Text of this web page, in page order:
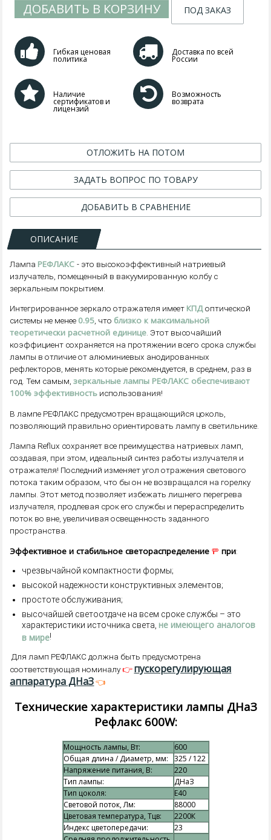
ДОБАВИТЬ В КОРЗИНУ ПОД ЗАКАЗ
Гибкая ценовая
политика
Доставка по всей
России
Наличие
сертификатов и
лицензий
Возможность
возврата
ОТЛОЖИТЬ НА ПОТОМ
ЗАДАТЬ ВОПРОС ПО ТОВАРУ
ДОБАВИТЬ В СРАВНЕНИЕ
ОПИСАНИЕ
Лампа РЕФЛАКС - это высокоэффективный натриевый
излучатель, помещенный в вакуумированную колбу с
зеркальным покрытием.
Интегрированное зеркало отражателя имеет КПД оптической
системы не менее 0.95 , что близко к максимальной
теоретически расчетной единице . Этот высочайший
коэффициент сохраняется на протяжении всего срока службы
лампы в отличие от алюминиевых анодированных
рефлекторов, менять которые рекомендуется, в среднем, раз в
год. Тем самым,зеркальные лампы РЕФЛАКС обеспечивают
100% эффективность использования!
В лампе РЕФЛАКС предусмотрен вращающийся цоколь,
позволяющий правильно ориентировать лампу в светильнике.
Лампа Reflux сохраняет все преимущества натриевых ламп,
создавая, при этом, идеальный синтез работы излучателя и
отражателя! Последний изменяет угол отражения светового
потока таким образом, что бы он не возвращался на горелку
лампы. Этот метод позволяет избежать лишнего перегрева
излучателя, продлевая срок его службы и перераспределить
поток во вне, увеличивая освещенность заданного
пространства.
Эффективное и стабильное светораспределение 🚥 при:
чрезвычайной компактности формы;
высокой надежности конструктивных элементов;
простоте обслуживания;
высочайшей светоотдаче на всем сроке службы – это
характеристики источника света, не имеющего аналогов
в мире!
Для ламп РЕФЛАКС должна быть предусмотрена
соответствующая номиналу👉пускорегулирующая
аппаратура ДНаЗ👈
Технические характеристики лампы ДНаЗ
Рефлакс 600W:
Мощность лампы, Вт:
600
Общая длина / Диаметр, мм:
325 / 122
Напряжение питания, В:
220
Тип лампы:
ДНаЗ
Тип цоколя:
E40
Световой поток, Лм:
88000
Цветовая температура, Тцв:
2200К
Индекс цветопередачи:
23